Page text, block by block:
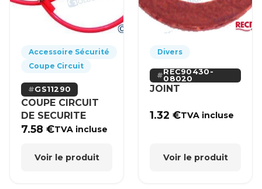
Accessoire Sécurité
Coupe Circuit
GS11290
COUPE CIRCUIT
DE SECURITE
7.58€TVA incluse
Voir le produit
Divers
REC90430-
08020
JOINT
1.32€TVA incluse
Voir le produit